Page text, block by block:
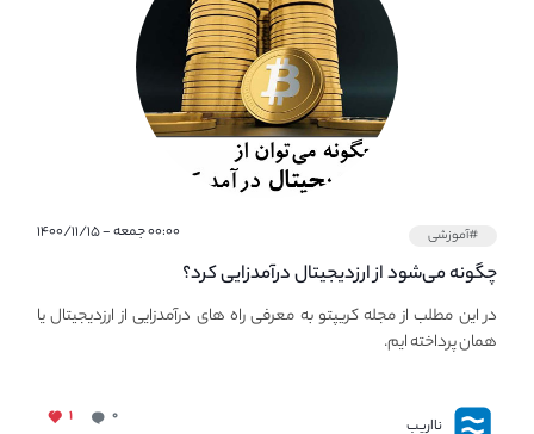
#آموزشی ۰۰:۰۰ جمعه - ۱۴۰۰/۱۱/۱۵
چگونه می‌شود از ارزدیجیتال درآمدزایی کرد؟
در این مطلب از مجله کریپتو به معرفی راه های درآمدزایی از ارزدیجیتال یا
همان پرداخته ایم.
نااریب ۰ ۱